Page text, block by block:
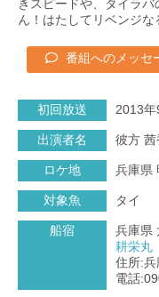
きスピードや、タイラ
ん！はたしてリベンジな
番組へのメッセ
初回放送 2013年
出演者名 彼方
ロケ地 兵庫県
対象魚 タイ
船宿
兵庫県
耕栄丸
住所:兵
電話